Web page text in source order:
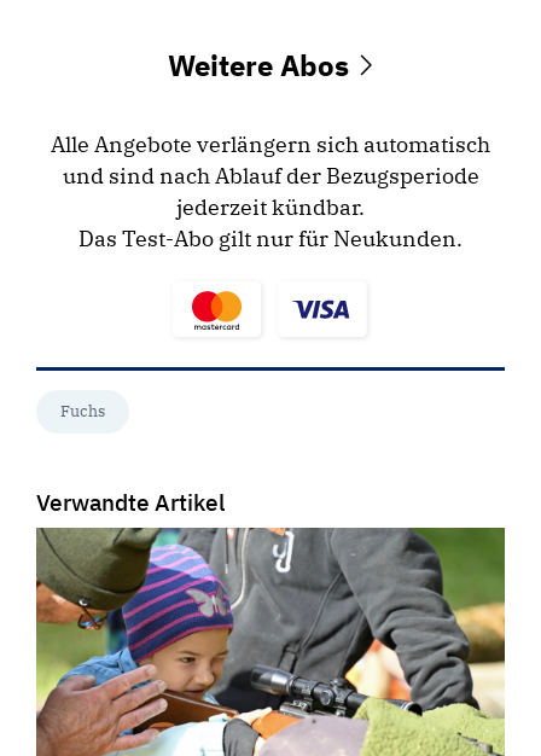
Weitere Abos
Alle Angebote verlängern sich automatisch
und sind nach Ablauf der Bezugsperiode
jederzeit kündbar.
Das Test-Abo gilt nur für Neukunden.
Fuchs
Verwandte Artikel